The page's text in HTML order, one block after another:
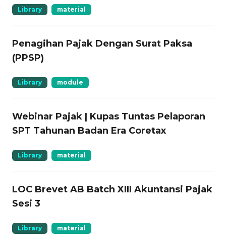
Library material
Penagihan Pajak Dengan Surat Paksa
(PPSP)
Library module
Webinar Pajak | Kupas Tuntas Pelaporan
SPT Tahunan Badan Era Coretax
Library material
LOC Brevet AB Batch XIII Akuntansi Pajak
Sesi 3
Library material